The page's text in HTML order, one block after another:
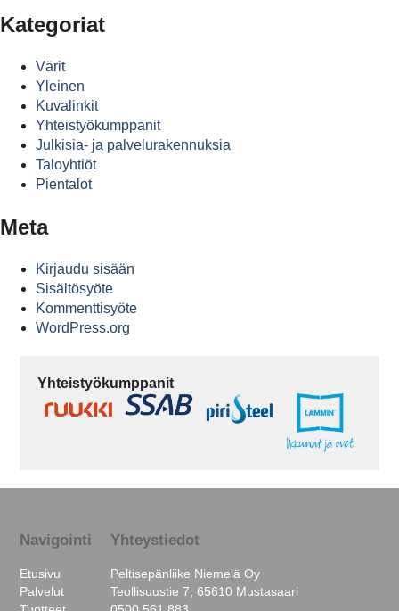
Kategoriat
Värit
Yleinen
Kuvalinkit
Yhteistyökumppanit
Julkisia- ja palvelurakennuksia
Taloyhtiöt
Pientalot
Meta
Kirjaudu sisään
Sisältösyöte
Kommenttisyöte
WordPress.org
Yhteistyökumppanit
Navigointi
Etusivu
Palvelut
Yhteystiedot
Peltisepänliike Niemelä Oy
Teollisuustie 7, 65610 Mustasaari